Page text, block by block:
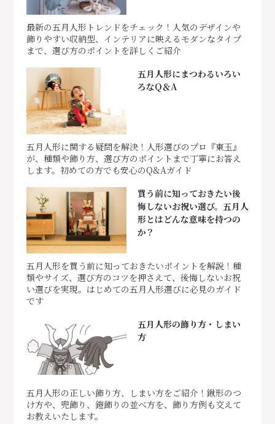
最新の五月人形トレンドをチェック！人気のデザインや
飾りやすい収納型、インテリアに映えるモダンなタイプ
まで、選び方のポイントを詳しくご紹介
五月人形にまつわるいろい
ろなQ＆A
五月人形に関する疑問を解決！人形選びのプロ『東玉』
が、種類や飾り方、選び方のポイントまで丁寧にお答え
します。初めての方でも安心のQ&Aガイド
買う前に知っておきたい後
悔しないお祝い選び。五月人
形とはどんな意味を持つの
か？
五月人形を買う前に知っておきたいポイントを解説！種
類やサイズ、選び方のコツを押さえて、後悔しないお祝
い選びを実現。はじめての五月人形選びに必見のガイド
です
五月人形の飾り方・しまい
方
五月人形の正しい飾り方、しまい方をご紹介！鍬形のつ
け方や、兜飾り、鎧飾りの並べ方を、飾り方例も交えて
お教えいたします。